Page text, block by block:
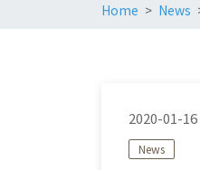
Home News
2020-01-16
News